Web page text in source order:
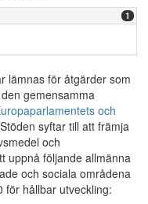
1
lämnas för åtgärder som
gemensamma
och
syftar till att främja
och
uppnå följande allmänna
och sociala områdena
för hållbar utveckling: